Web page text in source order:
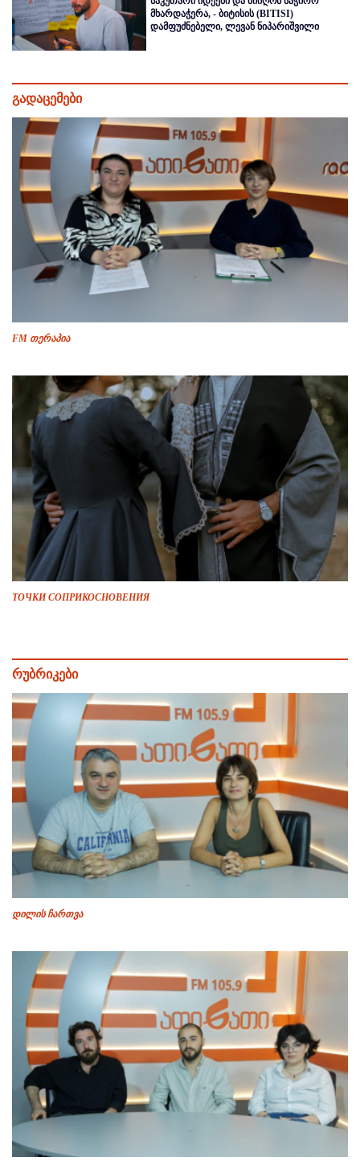
მხარდაჭერა, - ბიტისის (BITISI)
დამფუძნებელი, ლევან ნიპარიშვილი
გადაცემები
FM თერაპია
ТОЧКИ СОПРИКОСНОВЕНИЯ
რუბრიკები
დილის ჩართვა